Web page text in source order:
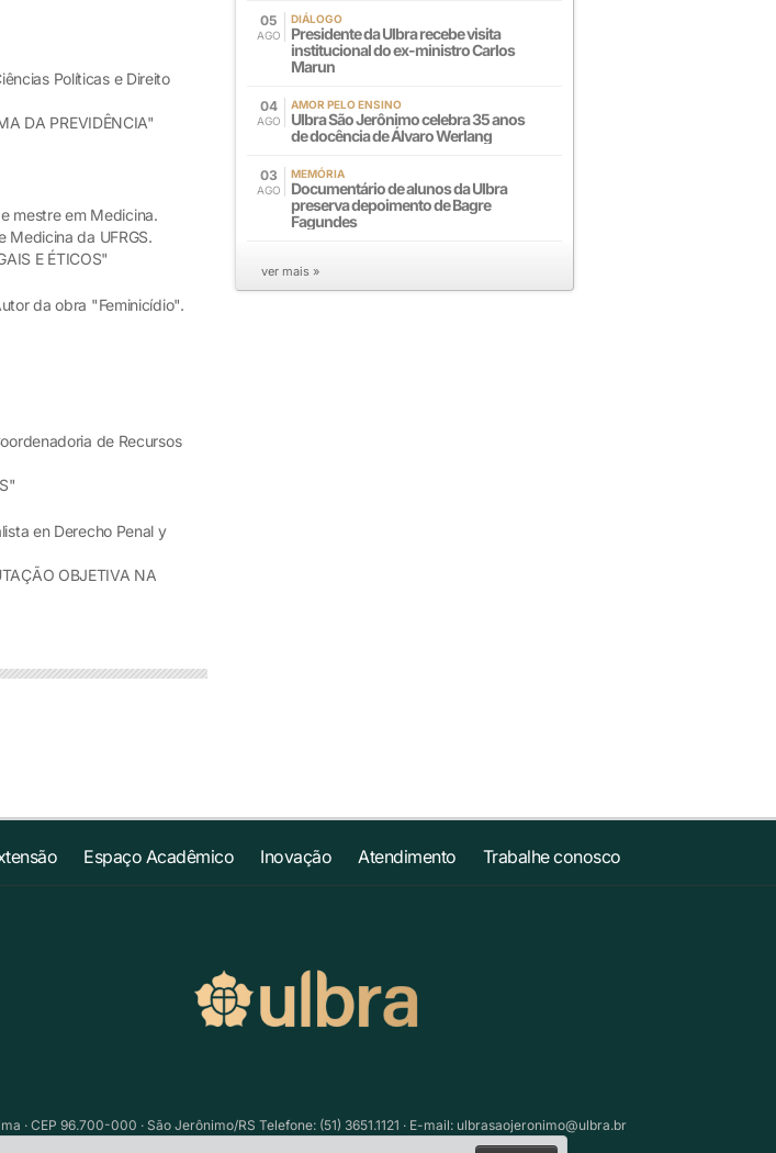
Políticas e Direito
DA PREVIDÊNCIA"
mestre em Medicina.
Medicina da UFRGS.
E ÉTICOS"
da obra "Feminicídio".
de Recursos
en Derecho Penal y
OBJETIVA NA
05
AGO
DIÁLOGO
Presidente da Ulbra recebe visita
institucional do ex-ministro Carlos
Marun
04
AGO
AMOR PELO ENSINO
Ulbra São Jerônimo celebra 35 anos
de docência de Álvaro Werlang
03
AGO
MEMÓRIA
Documentário de alunos da Ulbra
preserva depoimento de Bagre
Fagundes
ver mais »
Espaço Acadêmico Inovação Atendimento Trabalhe conosco
· CEP 96.700-000 · São Jerônimo/RS Telefone: (51) 3651.1121 · E-mail: ulbrasaojeronimo@ulbra.br